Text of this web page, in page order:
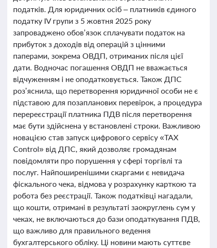
податків. Для юридичних осіб – платників єдиного
податку IV групи з 5 жовтня 2025 року
запроваджено обов’язок сплачувати податок на
прибуток з доходів від операцій з цінними
паперами, зокрема ОВДП, отриманих після цієї
дати. Водночас погашення ОВДП не вважається
відчуженням і не оподатковується. Також ДПС
роз’яснила, що перетворення юридичної особи не є
підставою для позапланових перевірок, а процедура
перереєстрації платника ПДВ після перетворення
має бути здійснена у встановлені строки. Важливою
новацією став запуск цифрового сервісу «TAX
Control» від ДПС, який дозволяє громадянам
повідомляти про порушення у сфері торгівлі та
послуг. Найпоширенішими скаргами є невидача
фіскального чека, відмова у розрахунку карткою та
робота без реєстрації. Також податківці нагадали,
що кошти, отримані в результаті заокруглень сум у
чеках, не включаються до бази оподаткування ПДВ,
що важливо для правильного ведення
бухгалтерського обліку. Ці новини мають суттєве